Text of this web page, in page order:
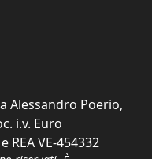
Alessandro Poerio,
i.v. Euro
REA VE-454332